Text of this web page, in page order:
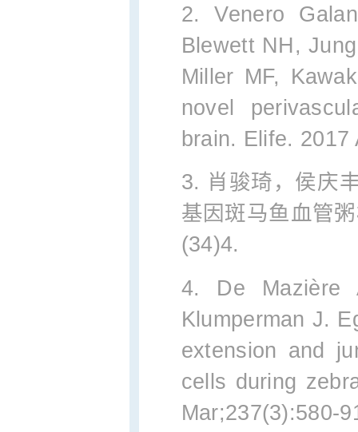
2. Venero
Blewett NH,
Miller MF,
novel
brain. Elife. 2017
3. 肖骏琦，侯庆
基因斑马鱼血管
(34)4.
4. De
Klumperman J.
extension and
cells during
Mar;237(3):580-